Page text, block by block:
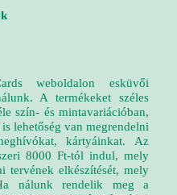
weboldalon esküvői
A termékeket széles
szín- és mintavariációban,
lehetőség van megrendelni
kártyáinkat. Az
8000 Ft-tól indul, mely
tervének elkészítését, mely
nálunk rendelik meg a